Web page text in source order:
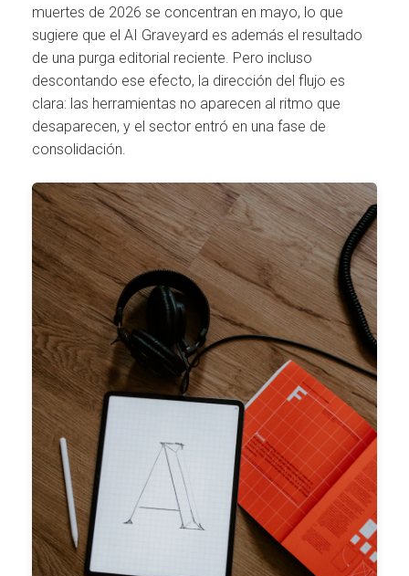
muertes de 2026 se concentran en mayo, lo que
sugiere que el AI Graveyard es además el resultado
de una purga editorial reciente. Pero incluso
descontando ese efecto, la dirección del flujo es
clara: las herramientas no aparecen al ritmo que
desaparecen, y el sector entró en una fase de
consolidación.